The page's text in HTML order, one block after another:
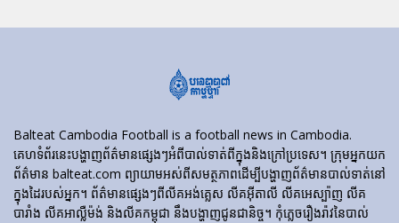
Balteat Cambodia Football is a football news in Cambodia.
គេហទំព័រ​នេះ​បង្ហាញ​ព័ត៌មាន​ផ្សេងៗ​អំពី​បាល់ទាត់​ពី​ក្នុង​និង​ក្រៅ​ប្រទេស។ ក្រុមអ្នកយក
ព័ត៌មាន balteat.com ព្យាយាមអស់ពីសមត្ថភាពដើម្បីបង្ហាញព័ត៌មានបាល់ទាត់នៅ
ក្នុងដៃរបស់អ្នក។ ព័ត៌មានផ្សេងៗពីលីគអង់គ្លេស លីគអ៊ីតាលី លីគអេស្ប៉ាញ លីគ
បារាំង លីគអាល្លឺម៉ង់ និងលីគកម្ពុជា នឹងបង្ហាញជូនជានិច្ច។ កុំភ្លេចរឿងរ៉ាវនៃបាល់